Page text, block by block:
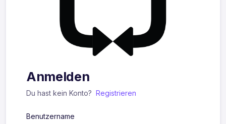
Anmelden
Du hast kein Konto? Registrieren
Benutzername